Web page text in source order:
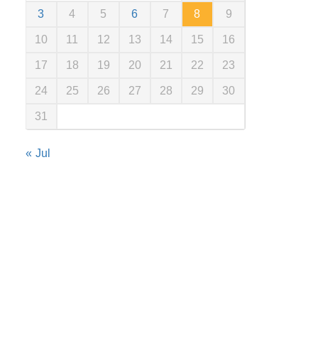
3 4 5 6 7 8 9
10 11 12 13 14 15 16
17 18 19 20 21 22 23
24 25 26 27 28 29 30
31
« Jul